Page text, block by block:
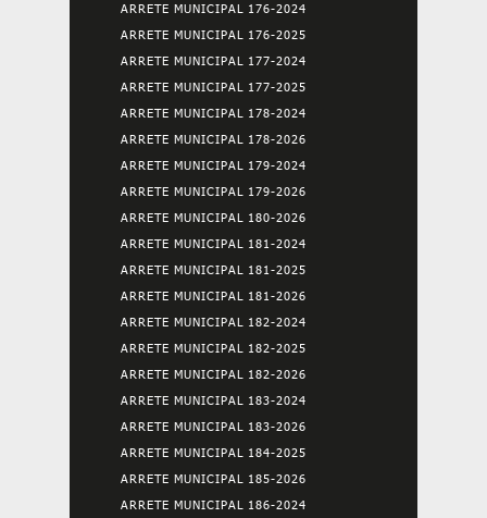
ARRETE MUNICIPAL 176-2024
ARRETE MUNICIPAL 176-2025
ARRETE MUNICIPAL 177-2024
ARRETE MUNICIPAL 177-2025
ARRETE MUNICIPAL 178-2024
ARRETE MUNICIPAL 178-2026
ARRETE MUNICIPAL 179-2024
ARRETE MUNICIPAL 179-2026
ARRETE MUNICIPAL 180-2026
ARRETE MUNICIPAL 181-2024
ARRETE MUNICIPAL 181-2025
ARRETE MUNICIPAL 181-2026
ARRETE MUNICIPAL 182-2024
ARRETE MUNICIPAL 182-2025
ARRETE MUNICIPAL 182-2026
ARRETE MUNICIPAL 183-2024
ARRETE MUNICIPAL 183-2026
ARRETE MUNICIPAL 184-2025
ARRETE MUNICIPAL 185-2026
ARRETE MUNICIPAL 186-2024